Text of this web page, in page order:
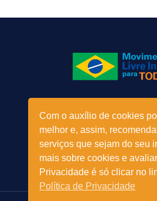
Menu
Com o auxílio de cookies
melhor e, assim,
serviços que sejam do seu
mais sobre cookies e
Privacidade é só clicar no
Política de Privacidade